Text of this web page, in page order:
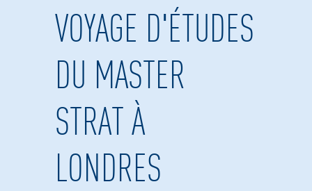
VOYAGE D'ÉTUDES
DU MASTER
STRAT À
LONDRES